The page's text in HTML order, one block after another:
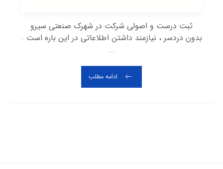
ثبت درست و اصولی شرکت در شهرک صنعتی سيرو
بدون دردسر ، نیازمند داشتن اطلاعاتی در این باره است .
...
ادامه مطلب